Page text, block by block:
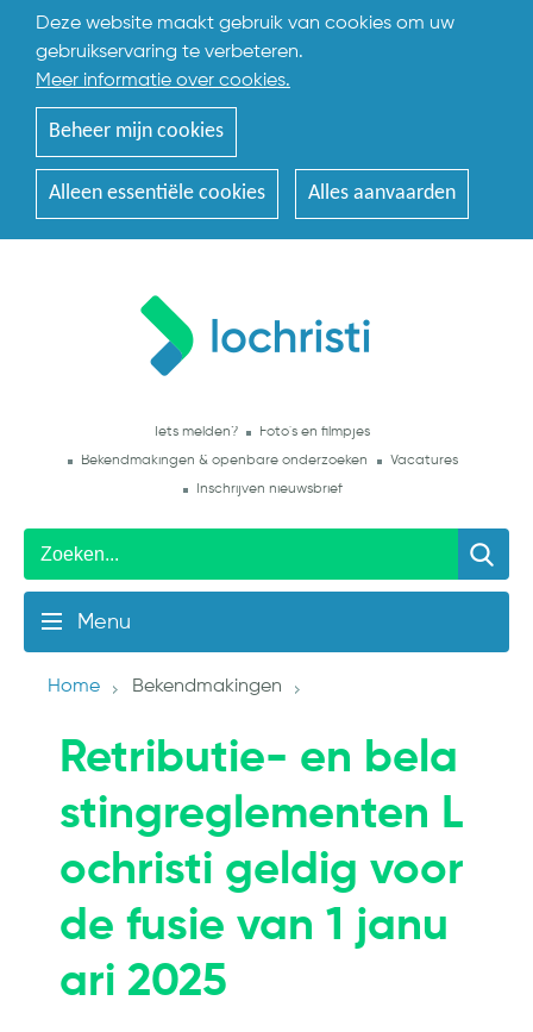
Deze website maakt gebruik van cookies om uw
gebruikservaring te verbeteren.
Meer informatie over cookies.
Beheer mijn cookies
Alleen essentiële cookies Alles aanvaarden
Iets melden?
Foto's en filmpjes
Bekendmakingen & openbare onderzoeken
Vacatures
Inschrijven nieuwsbrief
Menu
Home Bekendmakingen
Retributie- en bela
stingreglementen L
ochristi geldig voor
de fusie van 1 janu
ari 2025